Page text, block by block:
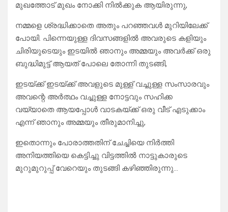
മുഖത്തോട് മുഖം നോക്കി നിൽക്കുക ആയിരുന്നു,
നമ്മളെ ശ്രദ്ധിക്കാതെ അതും പറഞ്ഞവൾ മുറിയിലേക്ക്
പോയി. പിന്നെയുള്ള ദിവസങ്ങളിൽ അവരുടെ കളിയും
ചിരിയുടെയും ഇടയിൽ ഞാനും അമ്മയും അവർക്ക് ഒരു
ബുദ്ധിമുട്ട് ആയത് പോലെ തോന്നി തുടങ്ങി,
ഇടയ്ക്ക് ഇടയ്ക്ക് അവളുടെ മുള്ള് വച്ചുള്ള സംസാരവും
അവന്റെ അർത്ഥം വച്ചുള്ള നോട്ടവും സഹിക്ക
വയ്യാതെ ആയപ്പോൾ വാടകയ്ക്ക് ഒരു വീട് എടുക്കാം
എന്ന് ഞാനും അമ്മയും തീരുമാനിച്ചു,
ഇതൊന്നും പോരാത്തതിന് ചേച്ചിയെ നിർത്തി
അനിയത്തിയെ കെട്ടിച്ചു വിട്ടത്തിൽ നാട്ടുകാരുടെ
മുറുമുറുപ്പ് വേറെയും തുടങ്ങി കഴിഞ്ഞിരുന്നു…